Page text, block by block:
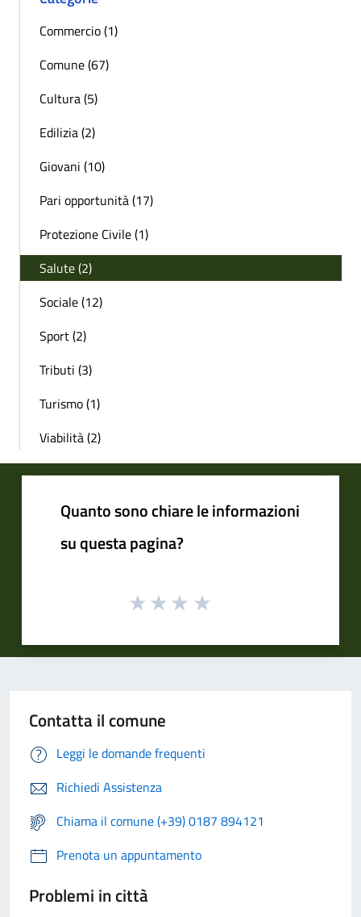
Commercio (1)
Comune (67)
Cultura (5)
Edilizia (2)
Giovani (10)
Pari opportunità (17)
Protezione Civile (1)
Salute (2)
Sociale (12)
Sport (2)
Tributi (3)
Turismo (1)
Viabilità (2)
Quanto sono chiare le informazioni
su questa pagina?
Contatta il comune
Leggi le domande frequenti
Richiedi Assistenza
Chiama il comune (+39) 0187 894121
Prenota un appuntamento
Problemi in città